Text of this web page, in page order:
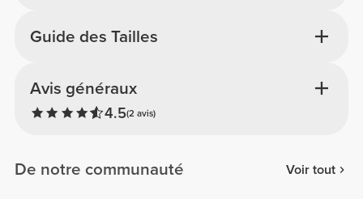
Avis généraux
4.5(2 avis)
Guide des Tailles
De notre communauté Voir tout